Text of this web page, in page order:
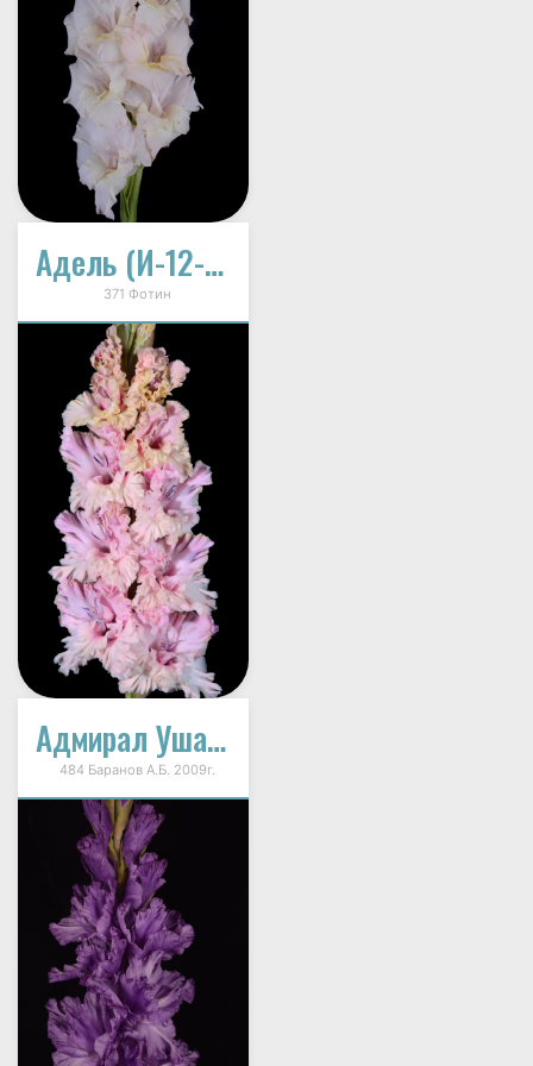
Адель (И-12-48-А)
371 Фотин
Адмирал Ушаков
484 Баранов А.Б. 2009г.